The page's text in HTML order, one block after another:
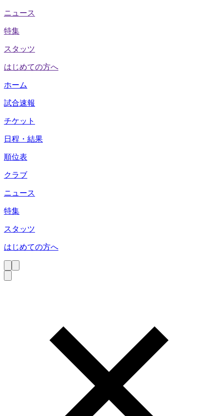
ニュース
特集
スタッツ
はじめての方へ
ホーム
試合速報
チケット
日程・結果
順位表
クラブ
ニュース
特集
スタッツ
はじめての方へ